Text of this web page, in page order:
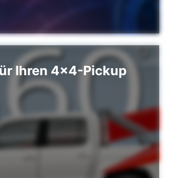
Ihren 4x4-Pickup